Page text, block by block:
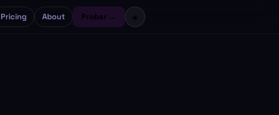
Pricing About Probar → ☀️